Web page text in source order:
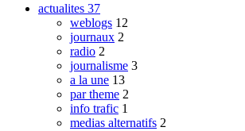
actualites 37
weblogs 12
journaux 2
radio 2
journalisme 3
a la une 13
par theme 2
info trafic 1
medias alternatifs 2